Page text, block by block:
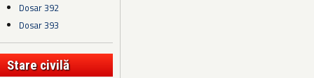
Dosar 392
Dosar 393
Stare civilă